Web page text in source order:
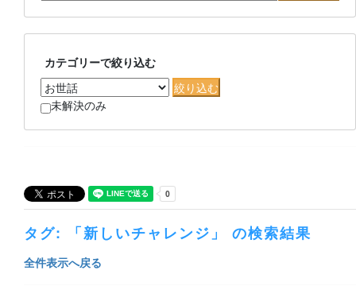
カテゴリーで絞り込む
未解決のみ
タグ: 「新しいチャレンジ」 の検索結果
全件表示へ戻る